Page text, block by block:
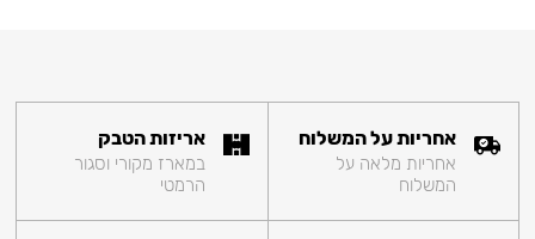
אחריות על המשלוח
אחריות מלאה על
המשלוח
אריזות הטבק
במארז מקורי וסגור
הרמטי